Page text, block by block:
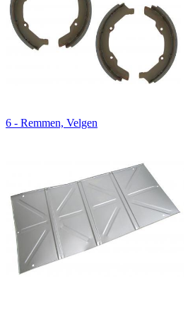
6 - Remmen, Velgen